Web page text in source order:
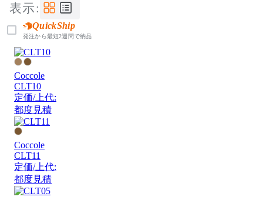
表示:
QuickShip
発注から最短2週間で納品
Coccole
CLT10
定価/上代:
都度見積
Coccole
CLT11
定価/上代:
都度見積